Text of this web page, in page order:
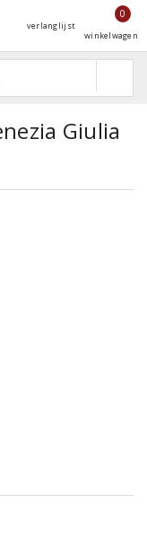
verlanglijst
0
winkelwagen
Giulia